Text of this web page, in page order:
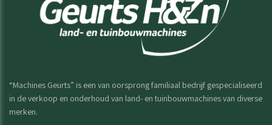
“Machines Geurts” is een van oorsprong familiaal bedrijf gespecialiseerd
in de verkoop en onderhoud van land- en tuinbouwmachines van diverse
merken.